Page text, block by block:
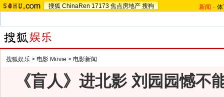
搜狐 ChinaRen 17173 焦点房地产 搜狗 新闻 -
搜狐娱乐 > 电影 Movie > 电影新闻
《盲人》进北影 刘园园憾不